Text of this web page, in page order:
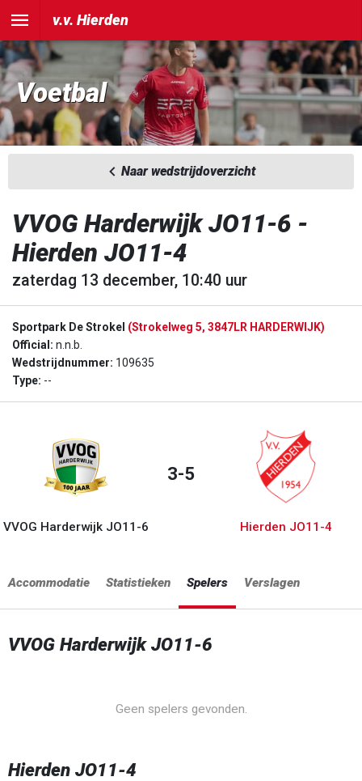
v.v. Hierden
Voetbal
Naar wedstrijdoverzicht
VVOG Harderwijk JO11-6 -
Hierden JO11-4
zaterdag 13 december, 10:40 uur
Sportpark De Strokel (Strokelweg 5, 3847LR HARDERWIJK)
Official: n.n.b.
Wedstrijdnummer: 109635
Type: --
VVOG Harderwijk JO11-6
3-5
Hierden JO11-4
Accommodatie Statistieken Spelers Verslagen
VVOG Harderwijk JO11-6
Geen spelers gevonden.
Hierden JO11-4